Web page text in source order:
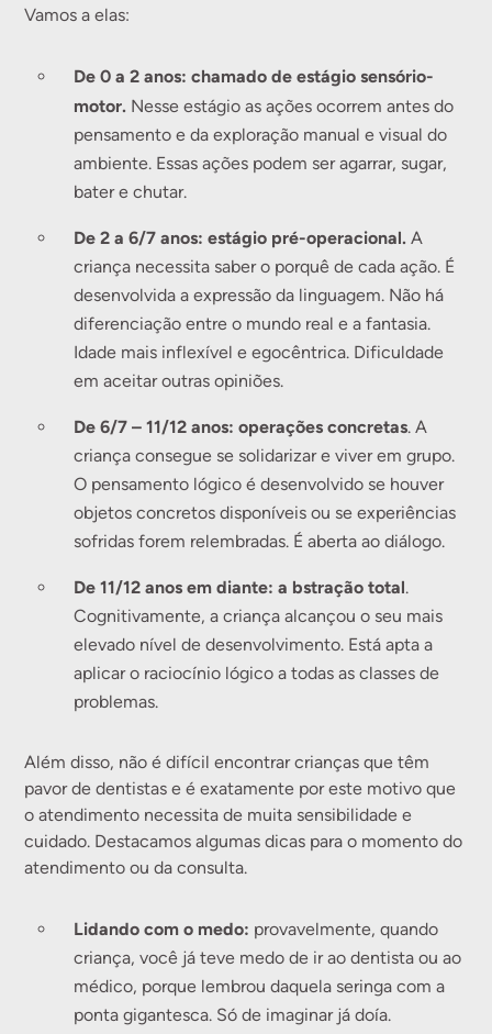
Vamos a elas:
De 0 a 2 anos: chamado de estágio sensório-
motor. Nesse estágio as ações ocorrem antes do
pensamento e da exploração manual e visual do
ambiente. Essas ações podem ser agarrar, sugar,
bater e chutar.
De 2 a 6/7 anos: estágio pré-operacional.A
criança necessita saber o porquê de cada ação. É
desenvolvida a expressão da linguagem. Não há
diferenciação entre o mundo real e a fantasia.
Idade mais inflexível e egocêntrica. Dificuldade
em aceitar outras opiniões.
De 6/7 – 11/12 anos: operações concretas. A
criança consegue se solidarizar e viver em grupo.
O pensamento lógico é desenvolvido se houver
objetos concretos disponíveis ou se experiências
sofridas forem relembradas. É aberta ao diálogo.
De 11/12 anos em diante: a bstração total.
Cognitivamente, a criança alcançou o seu mais
elevado nível de desenvolvimento. Está apta a
aplicar o raciocínio lógico a todas as classes de
problemas.
Além disso, não é difícil encontrar crianças que têm
pavor de dentistas e é exatamente por este motivo que
o atendimento necessita de muita sensibilidade e
cuidado. Destacamos algumas dicas para o momento do
atendimento ou da consulta.
Lidando com o medo: provavelmente, quando
criança, você já teve medo de ir ao dentista ou ao
médico, porque lembrou daquela seringa com a
ponta gigantesca. Só de imaginar já doía.